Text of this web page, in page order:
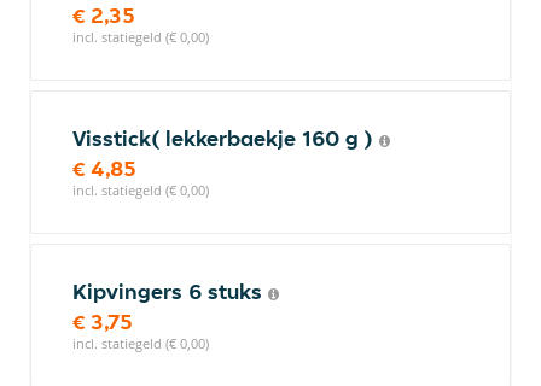
€ 2,35
incl. statiegeld (€ 0,00)
Visstick( lekkerbaekje 160 g )
€ 4,85
incl. statiegeld (€ 0,00)
Kipvingers 6 stuks
€ 3,75
incl. statiegeld (€ 0,00)